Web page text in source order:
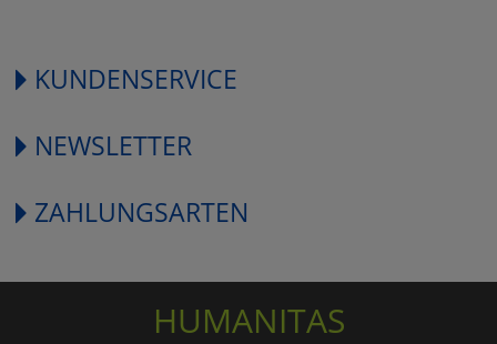
KUNDENSERVICE
NEWSLETTER
ZAHLUNGSARTEN
HUMANITAS